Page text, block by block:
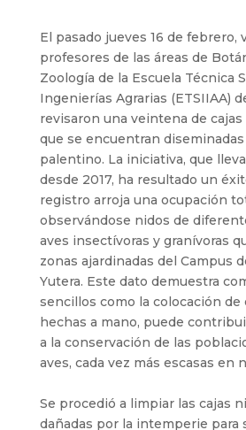
El pasado jueves 16 de febrero,
profesores de las áreas de
Zoología de la Escuela Técnica
Ingenierías Agrarias (ETSIIAA)
revisaron una veintena de cajas
que se encuentran
palentino. La iniciativa, que
desde 2017, ha resultado un
registro arroja una ocupación
observándose nidos de
aves insectívoras y granívoras
zonas ajardinadas del Campus
Yutera. Este dato demuestra
sencillos como la colocación de
hechas a mano, puede
a la conservación de las
aves, cada vez más escasas en
Se procedió a limpiar las cajas
dañadas por la intemperie para